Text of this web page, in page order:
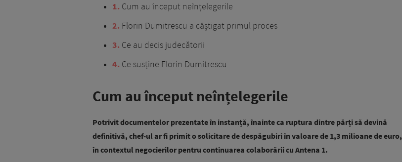
1 Cum au început neînțelegerile
2 Florin Dumitrescu a câștigat primul proces
3 Ce au decis judecătorii
4 Ce susține Florin Dumitrescu
Cum au început neînțelegerile
Potrivit documentelor prezentate în instanță, înainte ca ruptura dintre părți să devină
definitivă, chef-ul ar fi primit o solicitare de despăgubiri în valoare de 1,3 milioane de euro,
în contextul negocierilor pentru continuarea colaborării cu Antena 1.